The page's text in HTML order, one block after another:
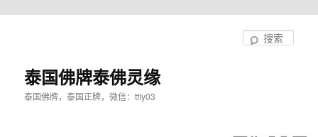
泰国佛牌泰佛灵缘
泰国佛牌，泰国正牌，微信：tfly03